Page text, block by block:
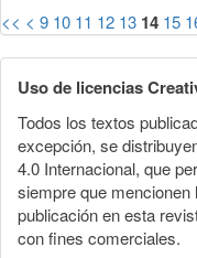
<< < 9 10 11 12 13 14 15
Uso de licencias
Todos los textos
excepción, se
4.0 Internacional, que
siempre que
publicación en esta
con fines comerciales.